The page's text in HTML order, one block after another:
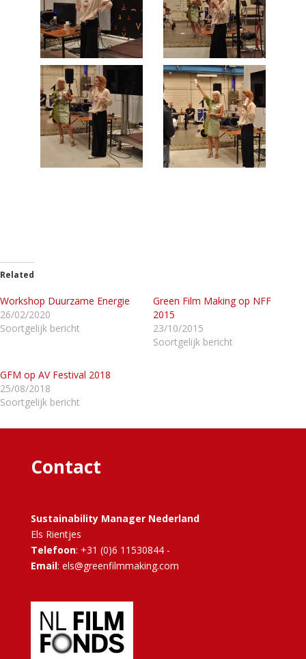
Related
Workshop Duurzame Energie
26/02/2020
Soortgelijk bericht
Green Film Making op NFF
2015
23/10/2015
Soortgelijk bericht
GFM op AV Festival 2018
25/08/2018
Soortgelijk bericht
Contact
Sustainability Manager Nederland
Els Rientjes
Telefoon: +31 (0)6 11530844 -
Email: els@greenfilmmaking.com